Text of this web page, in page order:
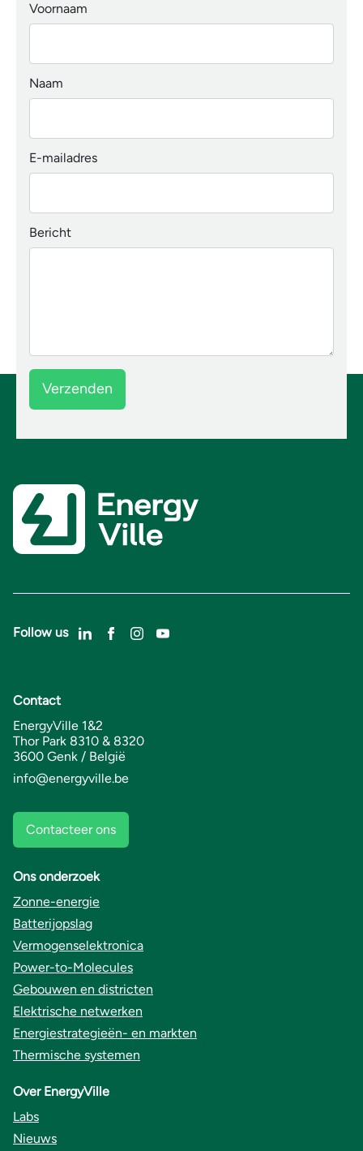
Voornaam
Naam
E-mailadres
Bericht
Follow us
Contact
EnergyVille 1&2
Thor Park 8310 & 8320
3600 Genk / België
info@energyville.be
Contacteer ons
Ons onderzoek
Zonne-energie
Batterijopslag
Vermogenselektronica
Power-to-Molecules
Gebouwen en districten
Elektrische netwerken
Energiestrategieën- en markten
Thermische systemen
Over EnergyVille
Labs
Nieuws